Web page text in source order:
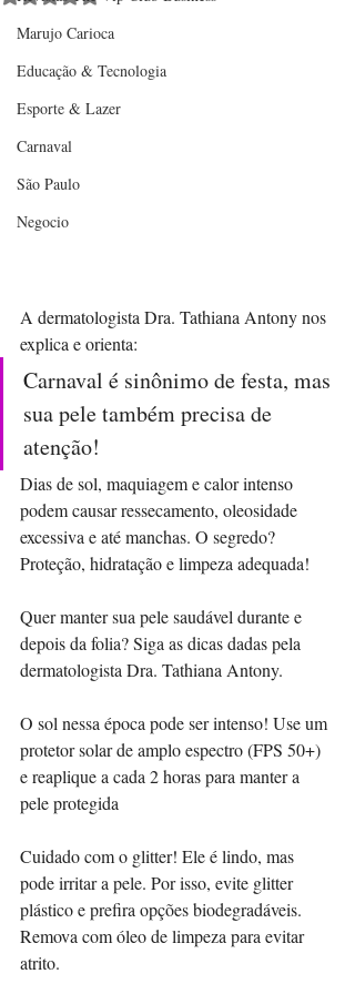
Marujo Carioca
Educação & Tecnologia
Esporte & Lazer
Carnaval
São Paulo
Negocio
A dermatologista Dra. Tathiana Antony nos
explica e orienta:
Carnaval é sinônimo de festa, mas
sua pele também precisa de
atenção!
Dias de sol, maquiagem e calor intenso
podem causar ressecamento, oleosidade
excessiva e até manchas. O segredo?
Proteção, hidratação e limpeza adequada!
Quer manter sua pele saudável durante e
depois da folia? Siga as dicas dadas pela
dermatologista Dra. Tathiana Antony.
O sol nessa época pode ser intenso! Use um
protetor solar de amplo espectro (FPS 50+)
e reaplique a cada 2 horas para manter a
pele protegida
Cuidado com o glitter! Ele é lindo, mas
pode irritar a pele. Por isso, evite glitter
plástico e prefira opções biodegradáveis.
Remova com óleo de limpeza para evitar
atrito.